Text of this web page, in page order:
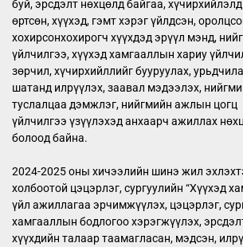
буй, эрсдэлт нөхцөлд байгаа, хүчирхийлэлд
өртсөн, хүүхэд, гэмт хэрэг үйлдсэн,
хохирсонхохирогч хүүхдэд эрүүл мэнд,
үйлчилгээ, хүүхэд хамгааллын хариу
зөрчил, хүчирхийллийг бууруулах,
шатанд илрүүлэх, заавал мэдээлэх,
туслалцаа дэмжлэг, нийгмийн ажлын цогц
үйлчилгээ үзүүлэхэд анхаарч ажиллах
болоод байна.
2024-2025 оны хичээлийн шинэ жил
холбоотой цэцэрлэг, сургуулийн “Хүүхэд
үйл ажиллагаа эрчимжүүлэх, цэцэрлэг,
хамгааллын бодлогоо хэрэгжүүлэх,
хүүхдийн талаар таамагласан, мэдсэн,